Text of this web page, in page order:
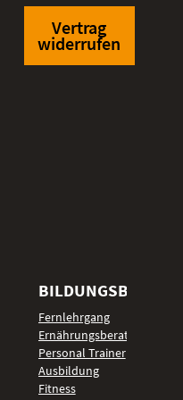
Vertrag
widerrufen
BILDUNGSBEREICHE
Fernlehrgang
Ernährungsberater
Personal Trainer
Ausbildung
Fitness